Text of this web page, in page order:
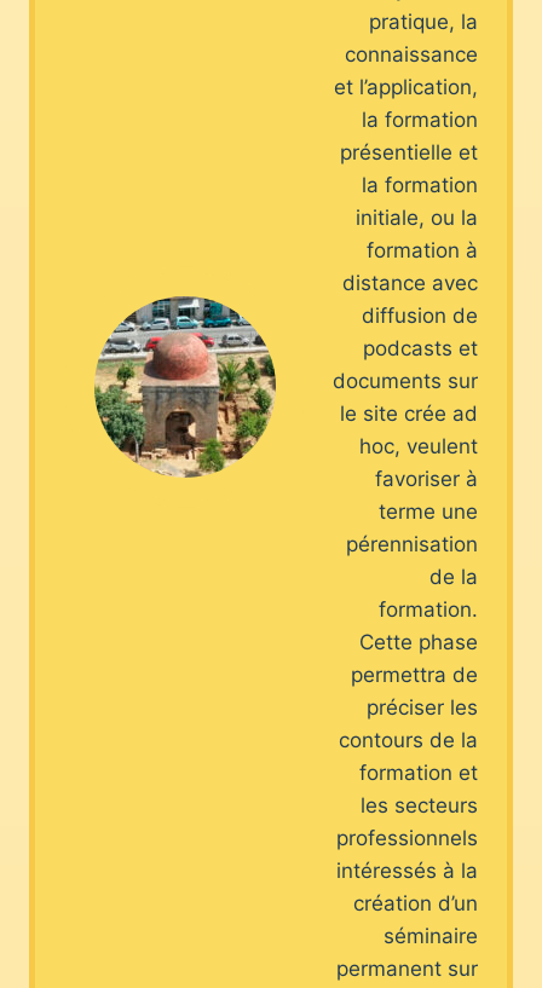
pratique, la
connaissance
et l’application,
la formation
présentielle et
la formation
initiale, ou la
formation à
distance avec
diffusion de
podcasts et
documents sur
le site crée ad
hoc, veulent
favoriser à
terme une
pérennisation
de la
formation.
Cette phase
permettra de
préciser les
contours de la
formation et
les secteurs
professionnels
intéressés à la
création d’un
séminaire
permanent sur